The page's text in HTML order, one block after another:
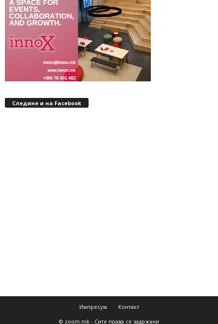
Следине и на Facebook
Импресум
Контакт
© zoom.mk - Сите права се задржани